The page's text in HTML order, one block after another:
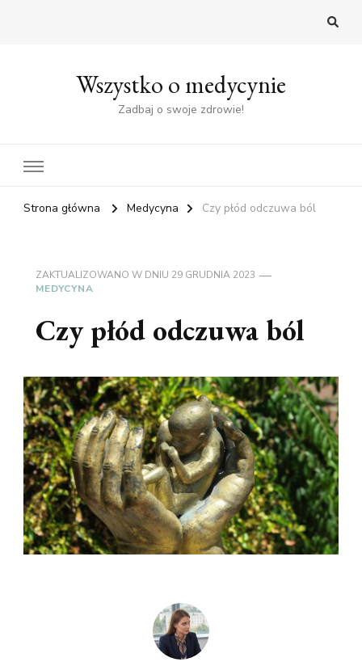
Wszystko o medycynie
Zadbaj o swoje zdrowie!
Strona główna Medycyna Czy płód odczuwa ból
ZAKTUALIZOWANO W DNIU 29 GRUDNIA 2023
MEDYCYNA
Czy płód odczuwa ból